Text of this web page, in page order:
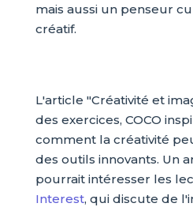
mais aussi un penseur
créatif.
L'article "Créativité et
des exercices, COCO
comment la créativité
des outils innovants. Un
pourrait intéresser les
Interest, qui discute de